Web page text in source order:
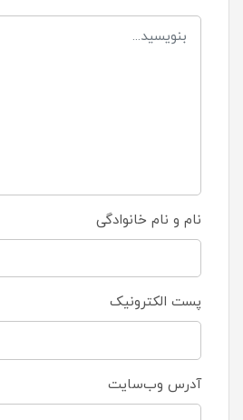
نام و نام خانوادگی
پست الکترونیک
آدرس وب‌سایت